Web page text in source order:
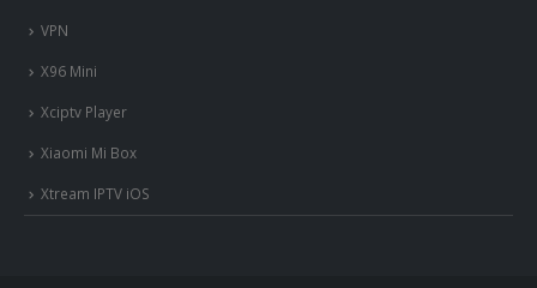
VPN
X96 Mini
Xciptv Player
Xiaomi Mi Box
Xtream IPTV iOS